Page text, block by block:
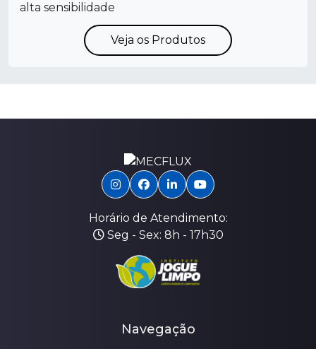
alta sensibilidade
Veja os Produtos
Horário de Atendimento:
Seg - Sex: 8h - 17h30
Navegação